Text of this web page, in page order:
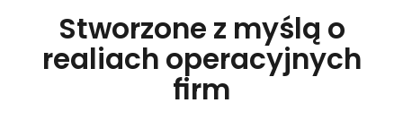
Stworzone z myślą o
realiach operacyjnych
firm